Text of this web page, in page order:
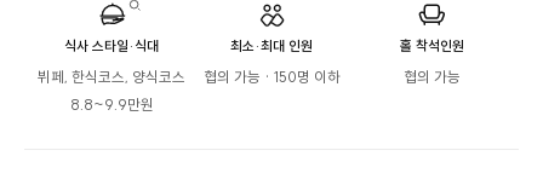
식사 스타일·식대
뷔페, 한식코스, 양식코스
8.8~9.9만원
최소·최대 인원
협의 가능 · 150명 이하
홀 착석인원
협의 가능